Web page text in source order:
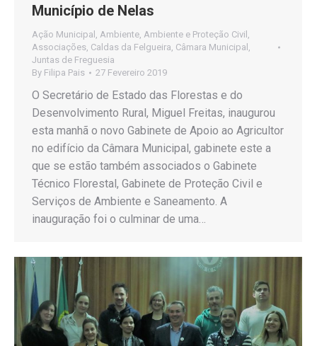
Município de Nelas
Ação Municipal , Ambiente, Ambiente e Proteção Civil ,
Associações, Caldas da Felgueira, Câmara Municipal ,
Juntas de Freguesia
By Filipa Pais 27 Fevereiro 2019
O Secretário de Estado das Florestas e do
Desenvolvimento Rural, Miguel Freitas, inaugurou
esta manhã o novo Gabinete de Apoio ao Agricultor
no edifício da Câmara Municipal, gabinete este a
que se estão também associados o Gabinete
Técnico Florestal, Gabinete de Proteção Civil e
Serviços de Ambiente e Saneamento. A
inauguração foi o culminar de uma…